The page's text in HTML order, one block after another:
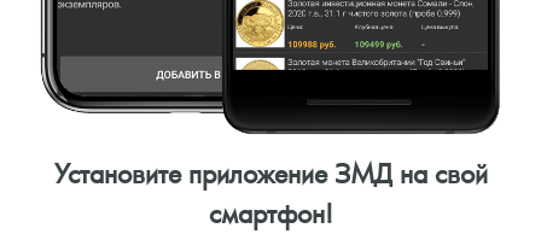
Установите приложение ЗМД на свой
смартфон!